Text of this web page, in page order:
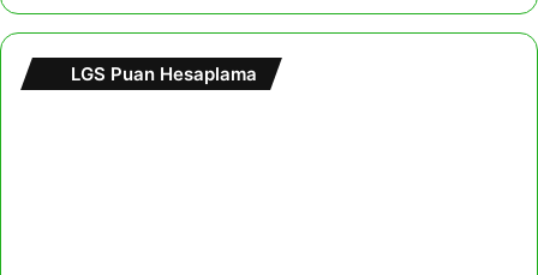
LGS Puan Hesaplama